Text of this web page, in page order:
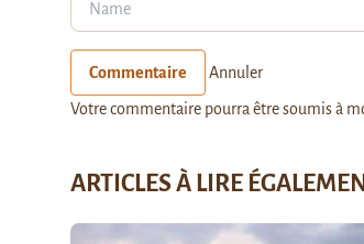
Commentaire Annuler
Votre commentaire pourra être soumis à
ARTICLES À LIRE